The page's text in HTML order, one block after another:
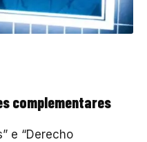
complementares
e “Derecho